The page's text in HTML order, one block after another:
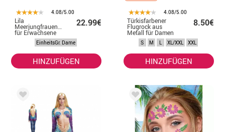
4.08/5.00
Lila
Meerjungfrauenschwanzrock
für Erwachsene
22.99€
EinheitsGr. Dame
HINZUFÜGEN
4.08/5.00
Türkisfarbener
Flugrock aus
Metall für Damen
8.50€
S M L XL/XXL XXL
HINZUFÜGEN